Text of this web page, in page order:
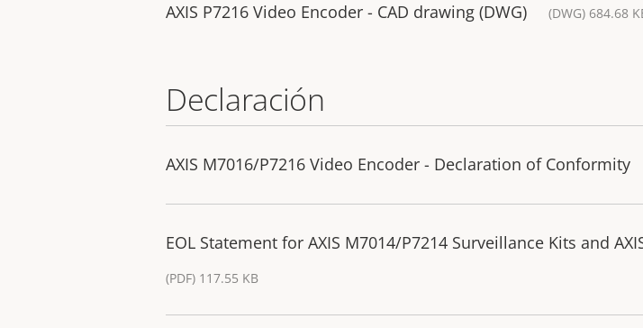
AXIS P7216 Video Encoder - CAD drawing (DWG) (DWG) 684.68
Declaración
AXIS M7016/P7216 Video Encoder - Declaration of Conformity
EOL Statement for AXIS M7014/P7214 Surveillance Kits and
(PDF) 117.55 KB